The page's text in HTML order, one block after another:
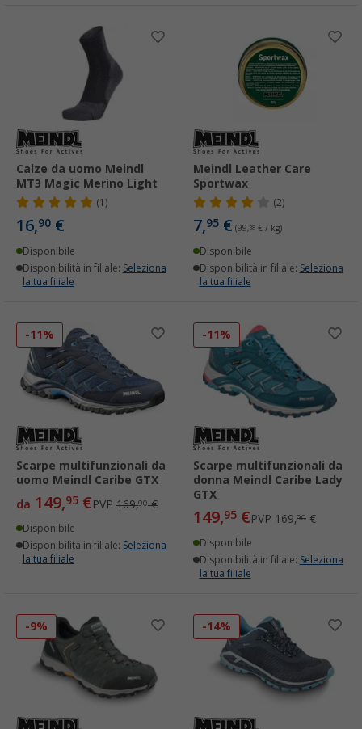
Calze da uomo Meindl
MT3 Magic Merino Light
(1)
16,90 €
Disponibile
Disponibilità in filiale: Seleziona
la tua filiale
Meindl Leather Care
Sportwax
(2)
7,95 € (99,38 € / kg)
Disponibile
Disponibilità in filiale: Seleziona
la tua filiale
-11%
Scarpe multifunzionali da
uomo Meindl Caribe GTX
da 149,95 €PVP 169,90€
Disponibile
Disponibilità in filiale: Seleziona
la tua filiale
-11%
Scarpe multifunzionali da
donna Meindl Caribe Lady
GTX
149,95 €PVP 169,90€
Disponibile
Disponibilità in filiale: Seleziona
la tua filiale
-9% -14%